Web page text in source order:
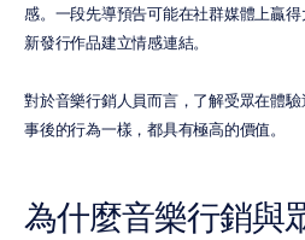
感。一段先導預告可能在社群媒體上贏
新發行作品建立情感連結。
對於音樂行銷人員而言，了解受眾在體
事後的行為一樣，都具有極高的價值。
為什麼音樂行銷與